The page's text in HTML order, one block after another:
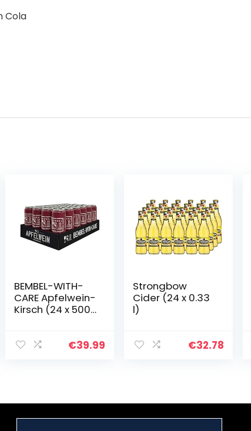
Cola
BEMBEL-WITH-
CARE Apfelwein-
Kirsch (24 x 500
€39.99
Strongbow
Cider (24 x 0.33
l)
€32.78